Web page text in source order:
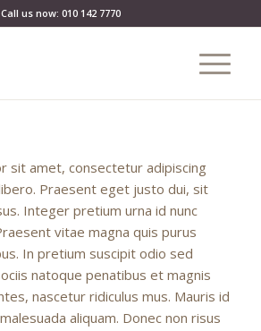
Call us now: 010 142 7770
sit amet, consectetur adipiscing
Praesent eget justo dui, sit
Integer pretium urna id nunc
vitae magna quis purus
In pretium suscipit odio sed
natoque penatibus et magnis
nascetur ridiculus mus. Mauris id
aliquam. Donec non risus